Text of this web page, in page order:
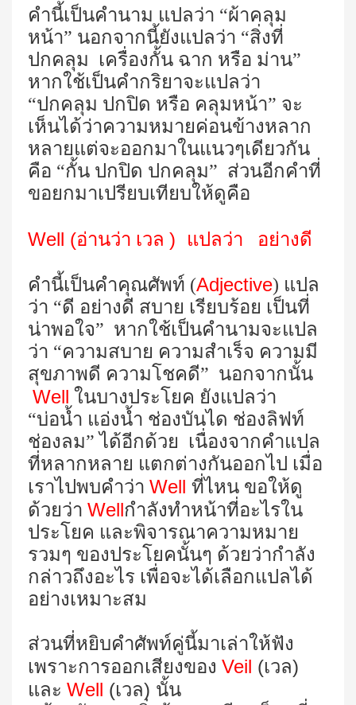
คำนี้เป็นคำนาม แปลว่า “ผ้าคลุม
หน้า” นอกจากนี้ยังแปลว่า “สิ่งที่
ปกคลุม เครื่องกั้น ฉาก หรือ ม่าน”
หากใช้เป็นคำกริยาจะแปลว่า
“ปกคลุม ปกปิด หรือ คลุมหน้า” จะ
เห็นได้ว่าความหมายค่อนข้างหลาก
หลายแต่จะออกมาในแนวๆเดียวกัน
คือ “กั้น ปกปิด ปกคลุม” ส่วนอีกคำที่
ขอยกมาเปรียบเทียบให้ดูคือ
Well (อ่านว่า เวล ) แปลว่า อย่างดี
คำนี้เป็นคำคุณศัพท์ (Adjective) แปล
ว่า “ดี อย่างดี สบาย เรียบร้อย เป็นที่
น่าพอใจ” หากใช้เป็นคำนามจะแปล
ว่า “ความสบาย ความสำเร็จ ความมี
สุขภาพดี ความโชคดี” นอกจากนั้น
Well ในบางประโยค ยังแปลว่า
“บ่อน้ำ แอ่งน้ำ ช่องบันได ช่องลิฟท์
ช่องลม” ได้อีกด้วย เนื่องจากคำแปล
ที่หลากหลาย แตกต่างกันออกไป เมื่อ
เราไปพบคำว่า Well ที่ไหน ขอให้ดู
ด้วยว่า Wellกำลังทำหน้าที่อะไรใน
ประโยค และพิจารณาความหมาย
รวมๆ ของประโยคนั้นๆ ด้วยว่ากำลัง
กล่าวถึงอะไร เพื่อจะได้เลือกแปลได้
อย่างเหมาะสม
ส่วนที่หยิบคำศัพท์คู่นี้มาเล่าให้ฟัง
เพราะการออกเสียงของ Veil (เวล)
และ Well (เวล) นั้น